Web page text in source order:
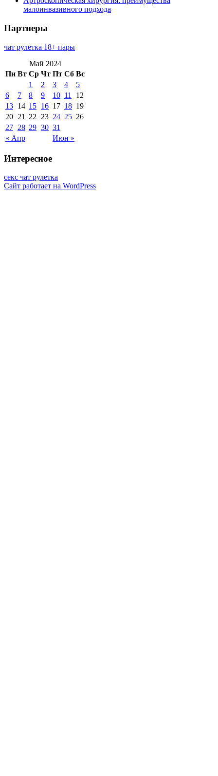
малоинвазивного подхода
Партнеры
чат рулетка 18+ пары
Май 2024
Пн Вт Ср Чт Пт Сб Вс
« Апр Июн »
1 2 3 4
5
6
7 8 9 10 11
12
13 14 15 16 17 18 19
20 21 22 23 24 25 26
27 28 29 30 31
Интересное
секс чат рулетка
Сайт работает на WordPress